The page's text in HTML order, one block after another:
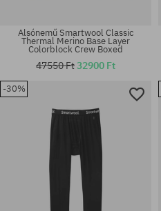
Elérhető méretek:
M; L
Alsónemű Smartwool Classic
Thermal Merino Base Layer
Colorblock Crew Boxed
47550 Ft32900 Ft
-30%